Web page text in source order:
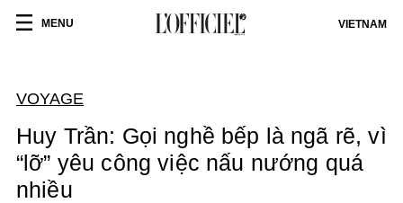
MENU VIETNAM
VOYAGE
Huy Trần: Gọi nghề bếp là ngã rẽ, vì
“lỡ” yêu công việc nấu nướng quá
nhiều